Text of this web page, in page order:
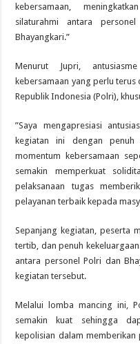
kebersamaan,
silaturahmi antara
Bhayangkari.”
Menurut Jupri,
kebersamaan yang perlu
Republik Indonesia (Polri),
”Saya mengapresiasi
kegiatan ini dengan penuh
momentum kebersamaan
semakin memperkuat
pelaksanaan tugas
pelayanan terbaik kepada
Sepanjang kegiatan, peserta
tertib, dan penuh
antara personel Polri dan
kegiatan tersebut.
Melalui lomba mancing ini,
semakin kuat sehingga
kepolisian dalam memberikan